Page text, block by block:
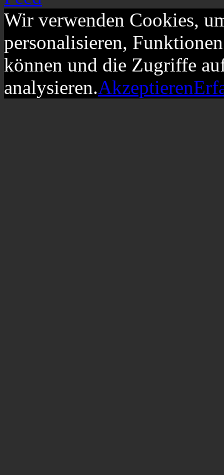
Wir verwenden Cookies,
personalisieren,
können und die Zugriffe
analysieren.Akzeptieren